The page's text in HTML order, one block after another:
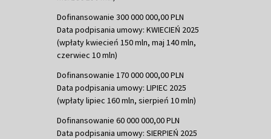
Dofinansowanie 300 000 000,00 PLN
Data podpisania umowy: KWIECIEŃ 2025
(wpłaty kwiecień 150 mln, maj 140 mln,
czerwiec 10 mln)
Dofinansowanie 170 000 000,00 PLN
Data podpisania umowy: LIPIEC 2025
(wpłaty lipiec 160 mln, sierpień 10 mln)
Dofinansowanie 60 000 000,00 PLN
Data podpisania umowy: SIERPIEŃ 2025